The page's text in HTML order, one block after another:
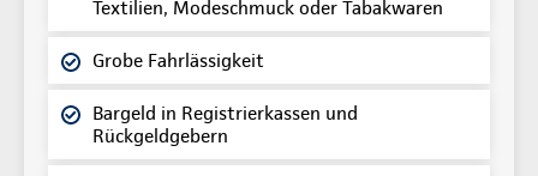
Textilien, Modeschmuck oder Tabakwaren
Grobe Fahrlässigkeit
Bargeld in Registrierkassen und
Rückgeldgebern